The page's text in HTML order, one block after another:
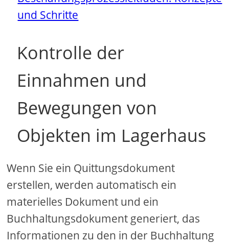
und Schritte
Kontrolle der
Einnahmen und
Bewegungen von
Objekten im Lagerhaus
Wenn Sie ein Quittungsdokument
erstellen, werden automatisch ein
materielles Dokument und ein
Buchhaltungsdokument generiert, das
Informationen zu den in der Buchhaltung